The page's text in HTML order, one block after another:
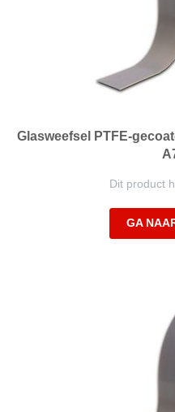
Glasweefsel PTFE-
Dit product
GA